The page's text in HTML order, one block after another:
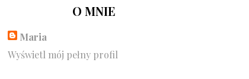
O MNIE
Maria
Wyświetl mój pełny profil